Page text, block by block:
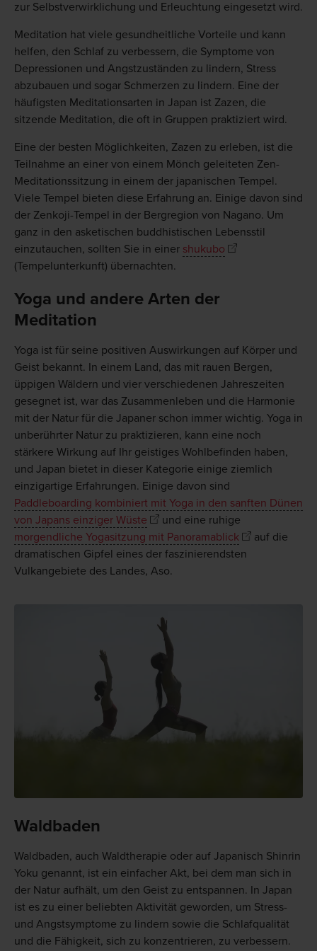
zur Selbstverwirklichung und Erleuchtung eingesetzt wird.
Meditation hat viele gesundheitliche Vorteile und kann
helfen, den Schlaf zu verbessern, die Symptome von
Depressionen und Angstzuständen zu lindern, Stress
abzubauen und sogar Schmerzen zu lindern. Eine der
häufigsten Meditationsarten in Japan ist Zazen, die
sitzende Meditation, die oft in Gruppen praktiziert wird.
Eine der besten Möglichkeiten, Zazen zu erleben, ist die
Teilnahme an einer von einem Mönch geleiteten Zen-
Meditationssitzung in einem der japanischen Tempel.
Viele Tempel bieten diese Erfahrung an. Einige davon sind
der Zenkoji-Tempel in der Bergregion von Nagano. Um
ganz in den asketischen buddhistischen Lebensstil
einzutauchen, sollten Sie in einer shukubo
(Tempelunterkunft) übernachten.
Yoga und andere Arten der
Meditation
Yoga ist für seine positiven Auswirkungen auf Körper und
Geist bekannt. In einem Land, das mit rauen Bergen,
üppigen Wäldern und vier verschiedenen Jahreszeiten
gesegnet ist, war das Zusammenleben und die Harmonie
mit der Natur für die Japaner schon immer wichtig. Yoga in
unberührter Natur zu praktizieren, kann eine noch
stärkere Wirkung auf Ihr geistiges Wohlbefinden haben,
und Japan bietet in dieser Kategorie einige ziemlich
einzigartige Erfahrungen. Einige davon sind
Paddleboarding kombiniert mit Yoga in den sanften Dünen
von Japans einziger Wüste
und eine ruhige
morgendliche Yogasitzung mit Panoramablick
auf die
dramatischen Gipfel eines der faszinierendsten
Vulkangebiete des Landes, Aso.
Waldbaden
Waldbaden, auch Waldtherapie oder auf Japanisch Shinrin
Yoku genannt, ist ein einfacher Akt, bei dem man sich in
der Natur aufhält, um den Geist zu entspannen. In Japan
ist es zu einer beliebten Aktivität geworden, um Stress-
und Angstsymptome zu lindern sowie die Schlafqualität
und die Fähigkeit, sich zu konzentrieren, zu verbessern.